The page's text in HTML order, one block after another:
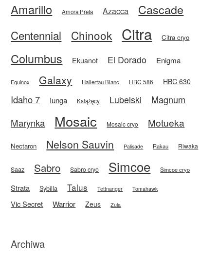
Amarillo Amora Preta Azacca Cascade
Centennial Chinook Citra Citra cryo
Columbus Ekuanot El Dorado Enigma
Equinox Galaxy Hallertau Blanc HBC 586 HBC 630
Idaho 7 Iunga Książęcy Lubelski
Magnum
Marynka
Mosaic Mosaic cryo Motueka
Nectaron Nelson Sauvin Palisade Rakau Riwaka
Saaz Sabro Sabro cryo Simcoe Simcoe cryo
Strata Sybilla Talus Tettnanger Tomahawk
Vic Secret Warrior Zeus Zula
Archiwa